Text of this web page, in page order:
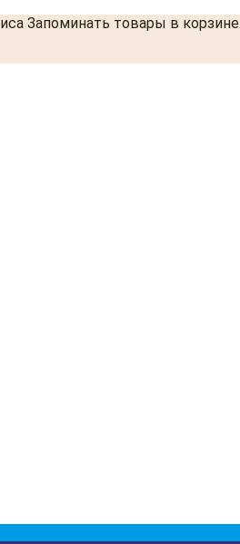
Запоминать товары в